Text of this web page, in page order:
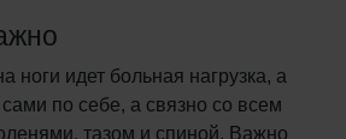
ноги идет больная нагрузка, а
по себе, а связно со всем
тазом и спиной. Важно